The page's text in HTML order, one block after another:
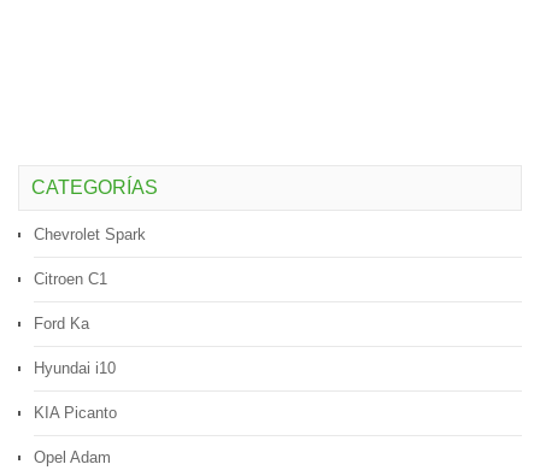
CATEGORÍAS
Chevrolet Spark
Citroen C1
Ford Ka
Hyundai i10
KIA Picanto
Opel Adam